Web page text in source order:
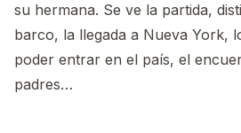
su hermana. Se ve la partida,
barco, la llegada a Nueva York,
poder entrar en el país, el
padres…